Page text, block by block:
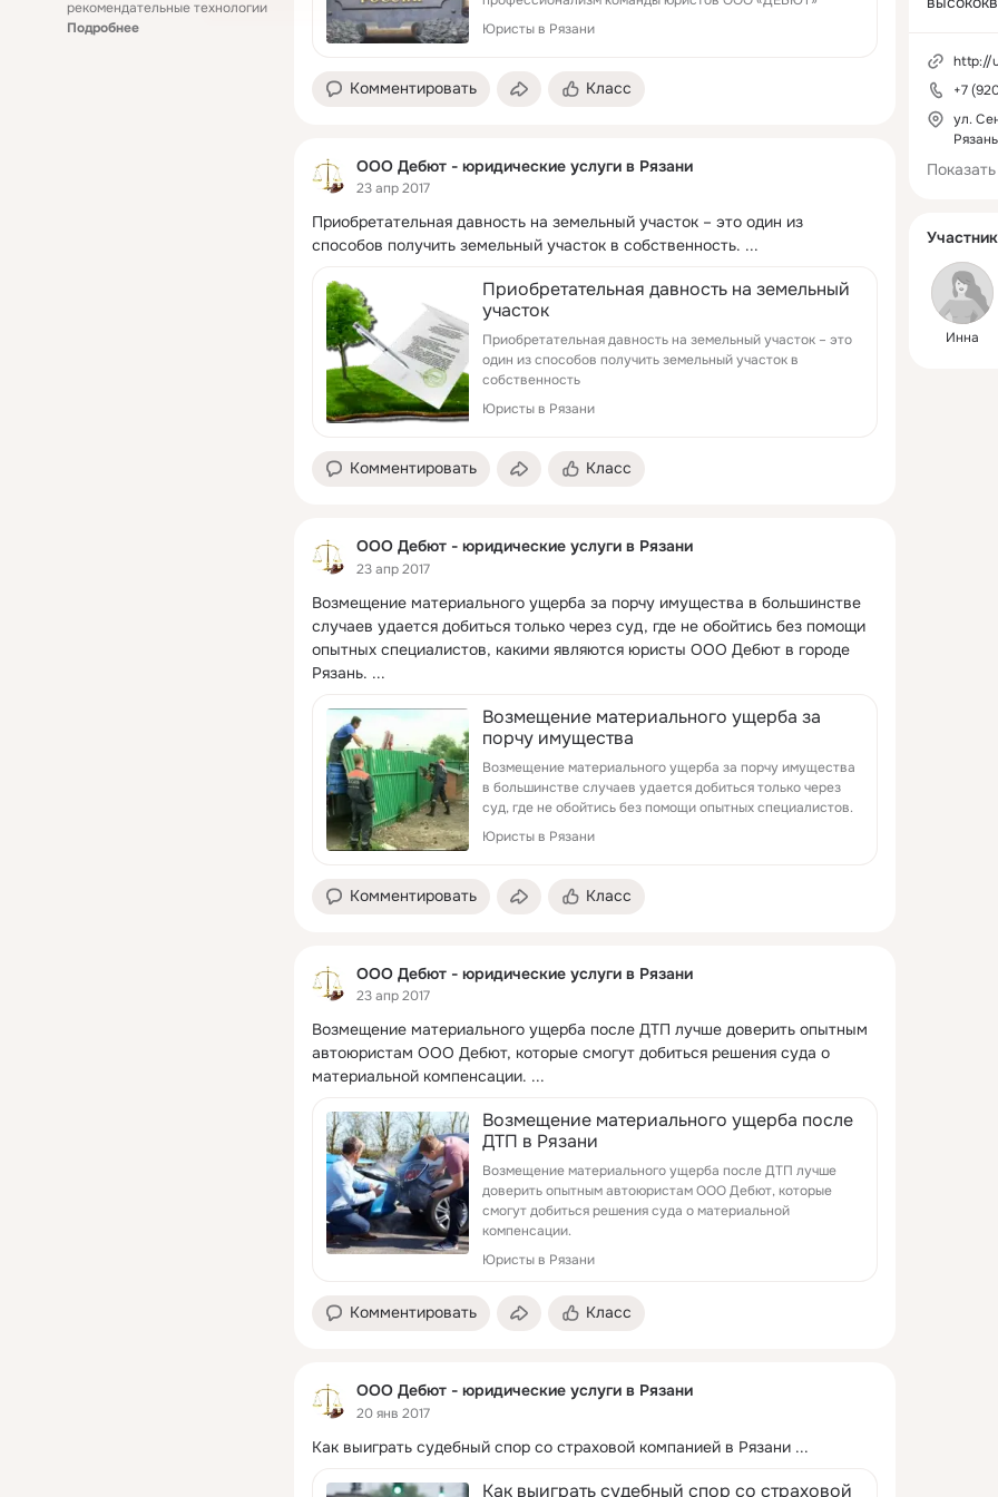
рекомендательные технологии
Подробнее
Юристы в Рязани
Комментировать Класс
ООО Дебют - юридические услуги в Рязани
23 апр 2017
Приобретательная давность на земельный участок – это один из
способов получить земельный участок в собственность. ...
Приобретательная давность на земельный
участок
Приобретательная давность на земельный участок – это
один из способов получить земельный участок в
собственность
Юристы в Рязани
Комментировать Класс
ООО Дебют - юридические услуги в Рязани
23 апр 2017
Возмещение материального ущерба за порчу имущества в большинстве
случаев удается добиться только через суд, где не обойтись без помощи
опытных специалистов, какими являются юристы ООО Дебют в городе
Рязань. ...
Возмещение материального ущерба за
порчу имущества
Возмещение материального ущерба за порчу имущества
в большинстве случаев удается добиться только через
суд, где не обойтись без помощи опытных специалистов.
Юристы в Рязани
Комментировать Класс
ООО Дебют - юридические услуги в Рязани
23 апр 2017
Возмещение материального ущерба после ДТП лучше доверить опытным
автоюристам ООО Дебют, которые смогут добиться решения суда о
материальной компенсации. ...
Возмещение материального ущерба после
ДТП в Рязани
Возмещение материального ущерба после ДТП лучше
доверить опытным автоюристам ООО Дебют, которые
смогут добиться решения суда о материальной
компенсации.
Юристы в Рязани
Комментировать Класс
ООО Дебют - юридические услуги в Рязани
20 янв 2017
Как выиграть судебный спор со страховой компанией в Рязани ...
Как выиграть судебный спор со страховой
Рязани,
я
Сайт:
http://
http://
+7
ул.
Инна